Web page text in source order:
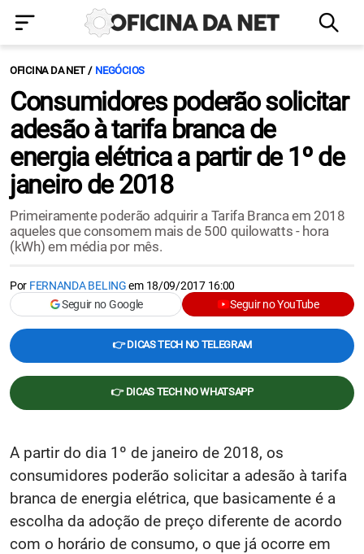
OFICINA DA NET NEGÓCIOS
Consumidores poderão solicitar
adesão à tarifa branca de
energia elétrica a partir de 1º de
janeiro de 2018
Primeiramente poderão adquirir a Tarifa Branca em 2018
aqueles que consomem mais de 500 quilowatts - hora
(kWh) em média por mês.
Por FERNANDA BELINGem 18/09/2017 16:00
Seguir no Google
Seguir no YouTube
👉 DICAS TECH NO TELEGRAM
👉 DICAS TECH NO WHATSAPP
A partir do dia 1º de janeiro de 2018, os
consumidores poderão solicitar a adesão à tarifa
branca de energia elétrica, que basicamente é a
escolha da adoção de preço diferente de acordo
com o horário de consumo, o que já ocorre em